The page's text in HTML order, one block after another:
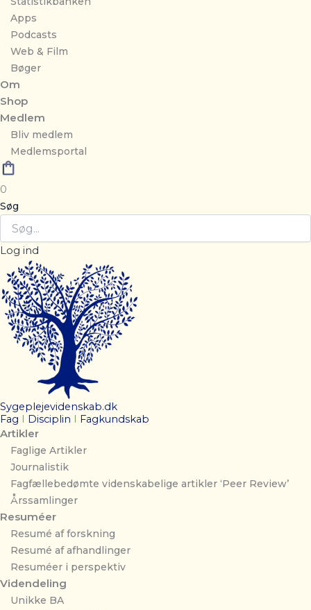
Apps
Podcasts
Web & Film
Bøger
Om
Shop
Medlem
Bliv medlem
Medlemsportal
0
Søg
Log ind
Sygeplejevidenskab.dk
Fag
Disciplin Fagkundskab
Artikler
Faglige Artikler
Journalistik
Fagfællebedømte videnskabelige artikler ‘Peer Review’
Årssamlinger
Resuméer
Resumé af forskning
Resumé af afhandlinger
Resuméer i perspektiv
Videndeling
Unikke BA